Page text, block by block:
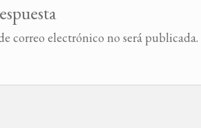
correo electrónico no será publicada.